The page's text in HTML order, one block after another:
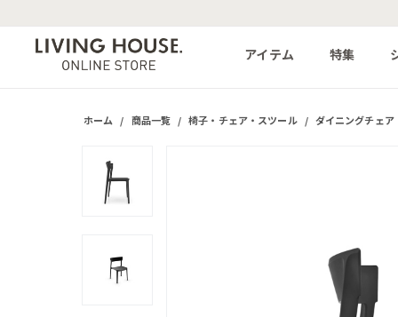
アイテム 特集
ホーム / 商品一覧 / 椅子・チェア・スツール / ダイニングチェア